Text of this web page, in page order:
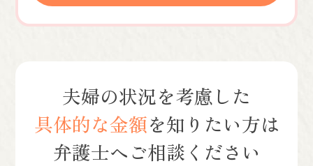
夫婦の状況を考慮した
具体的な金額を知りたい方は
弁護士へご相談ください